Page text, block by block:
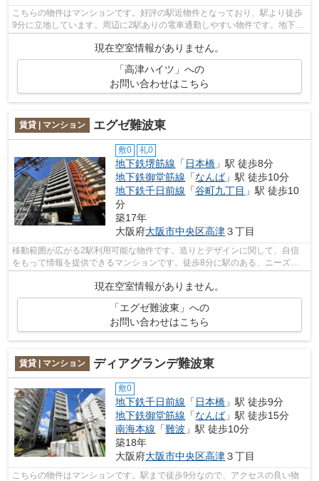
こちらの物件はマンションです。好評の駅近物件となっており、駅より徒歩
9分に立地しています。周辺に2駅ありの電車通勤しやすい物件です。地下鉄
千日前線日本橋近くの物件情報は、大...
現在空室情報がありません。
「高津ハイツ」への
お問い合わせはこちら
賃貸 | マンション エグゼ難波東
敷0 礼0
地下鉄堺筋線 「 日本橋 」駅 徒歩8分
地下鉄御堂筋線 「なんば」駅 徒歩10分
地下鉄千日前線 「谷町九丁目 」駅 徒歩10
分
築17年
大阪府大阪市中央区高津３丁目
移動範囲が広がる2駅利用可能な物件です。造りとデザインに関して、自信
をもって情報を提供できるマンションです。徒歩8分に駅のある、ニーズの
現在空室情報がありません。
「エグゼ難波東」への
お問い合わせはこちら
賃貸 | マンション ディアグランデ難波東
敷0
地下鉄千日前線 「 日本橋 」駅 徒歩9分
地下鉄御堂筋線 「なんば」駅 徒歩15分
南海本線 「難波 」駅 徒歩10分
築18年
大阪府大阪市中央区高津３丁目
こちらの物件はマンションです。駅まで徒歩9分なので、アクセスの良い物